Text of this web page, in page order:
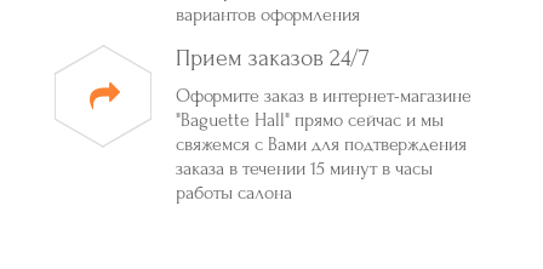
вариантов оформления
Прием заказов 24/7
Оформите заказ в интернет-магазине
"Baguette Hall" прямо сейчас и мы
свяжемся с Вами для подтверждения
заказа в течении 15 минут в часы
работы салона